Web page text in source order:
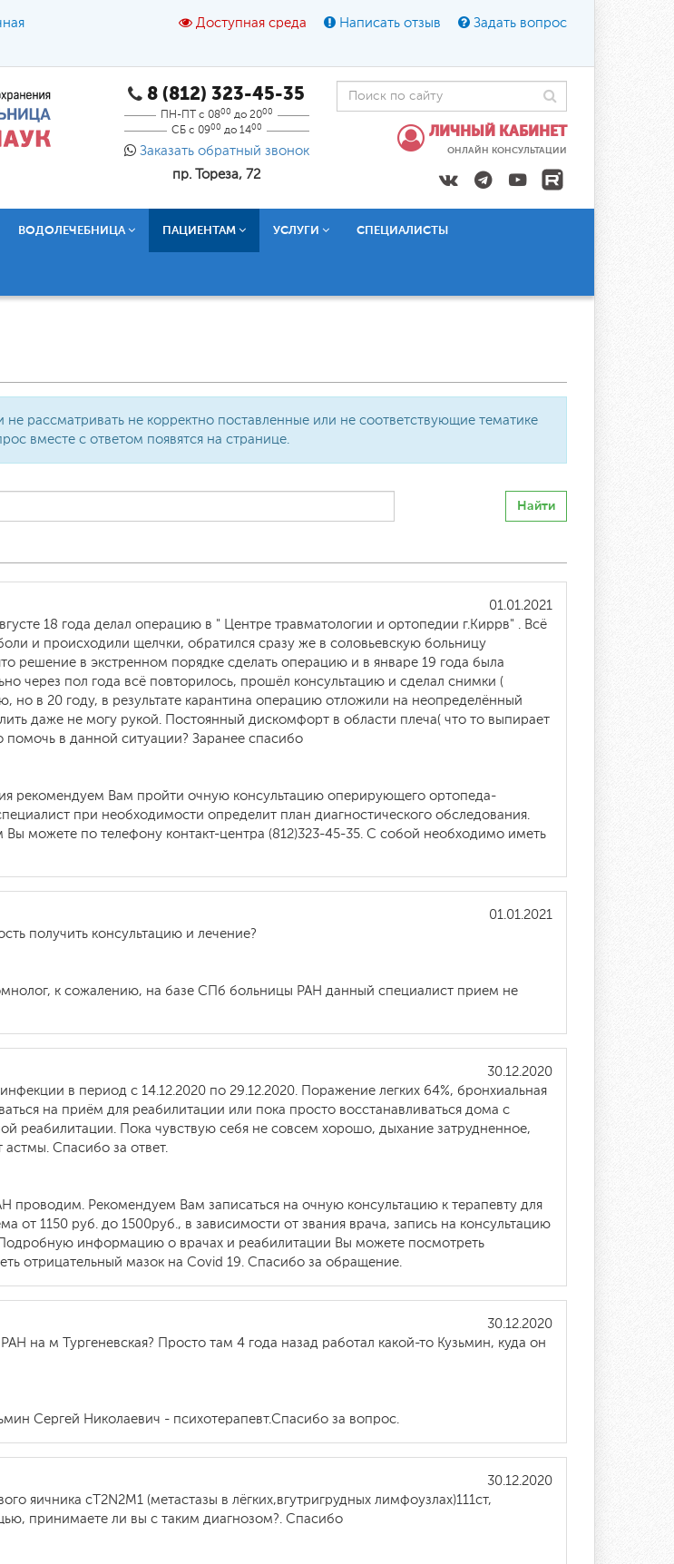
Доступная среда Написать отзыв Задать вопрос
A A
Брайль Звук
8 (812) 323-45-35
ПН-ПТ с 0800 до 2000
СБ с 0900 до 1400
Заказать обратный звонок
пр. Тореза, 72
ЛИЧНЫЙ КАБИНЕТ
ОНЛАЙН КОНСУЛЬТАЦИИ
ВОДОЛЕЧЕБНИЦА ПАЦИЕНТАМ УСЛУГИ СПЕЦИАЛИСТЫ
рассматривать не корректно поставленные или не соответствующие тематике
вместе с ответом появятся на странице.
Найти
01.01.2021
18 года делал операцию в " Центре травматологии и ортопедии г.Киррв" . Всё
и происходили щелчки,​ обратился сразу же в соловьевскую больницу
решение в экстренном порядке сделать операцию и в январе 19 года была
через пол года всё повторилось, прошёл консультацию и сделал снимки (
в 20 году, в результате карантина операцию отложили на неопределённый
даже не могу рукой.​ Постоянный дискомфорт в области плеча( что то выпирает
помочь в данной ситуации? Заранее спасибо
рекомендуем Вам пройти очную консультацию оперирующего ортопеда-
при необходимости определит план диагностического обследования.
Вы можете по телефону контакт-центра (812)323-45-35. С собой необходимо иметь
01.01.2021
получить консультацию и лечение?
к сожалению, на базе СПб больницы РАН данный специалист прием не
30.12.2020
в период с 14.12.2020 по 29.12.2020. Поражение легких 64%, бронхиальная
на приём для реабилитации или пока просто восстанавливаться дома с
реабилитации. Пока чувствую себя не совсем хорошо, дыхание затрудненное,
астмы. Спасибо за ответ.
Рекомендуем Вам записаться на очную консультацию к терапевту для
от 1150 руб. до 1500руб., в зависимости от звания врача, запись на консультацию
информацию о врачах и реабилитации Вы можете посмотреть
отрицательный мазок на Covid 19. Спасибо за обращение.
30.12.2020
на м Тургеневская? Просто там 4 года назад работал какой-то Кузьмин, куда он
Сергей Николаевич - психотерапевт.Спасибо за вопрос.
30.12.2020
яичника сT2N2M1 (метастазы в лёгких,вгутригрудных лимфоузлах)111ст,
принимаете ли вы с таким диагнозом?. Спасибо